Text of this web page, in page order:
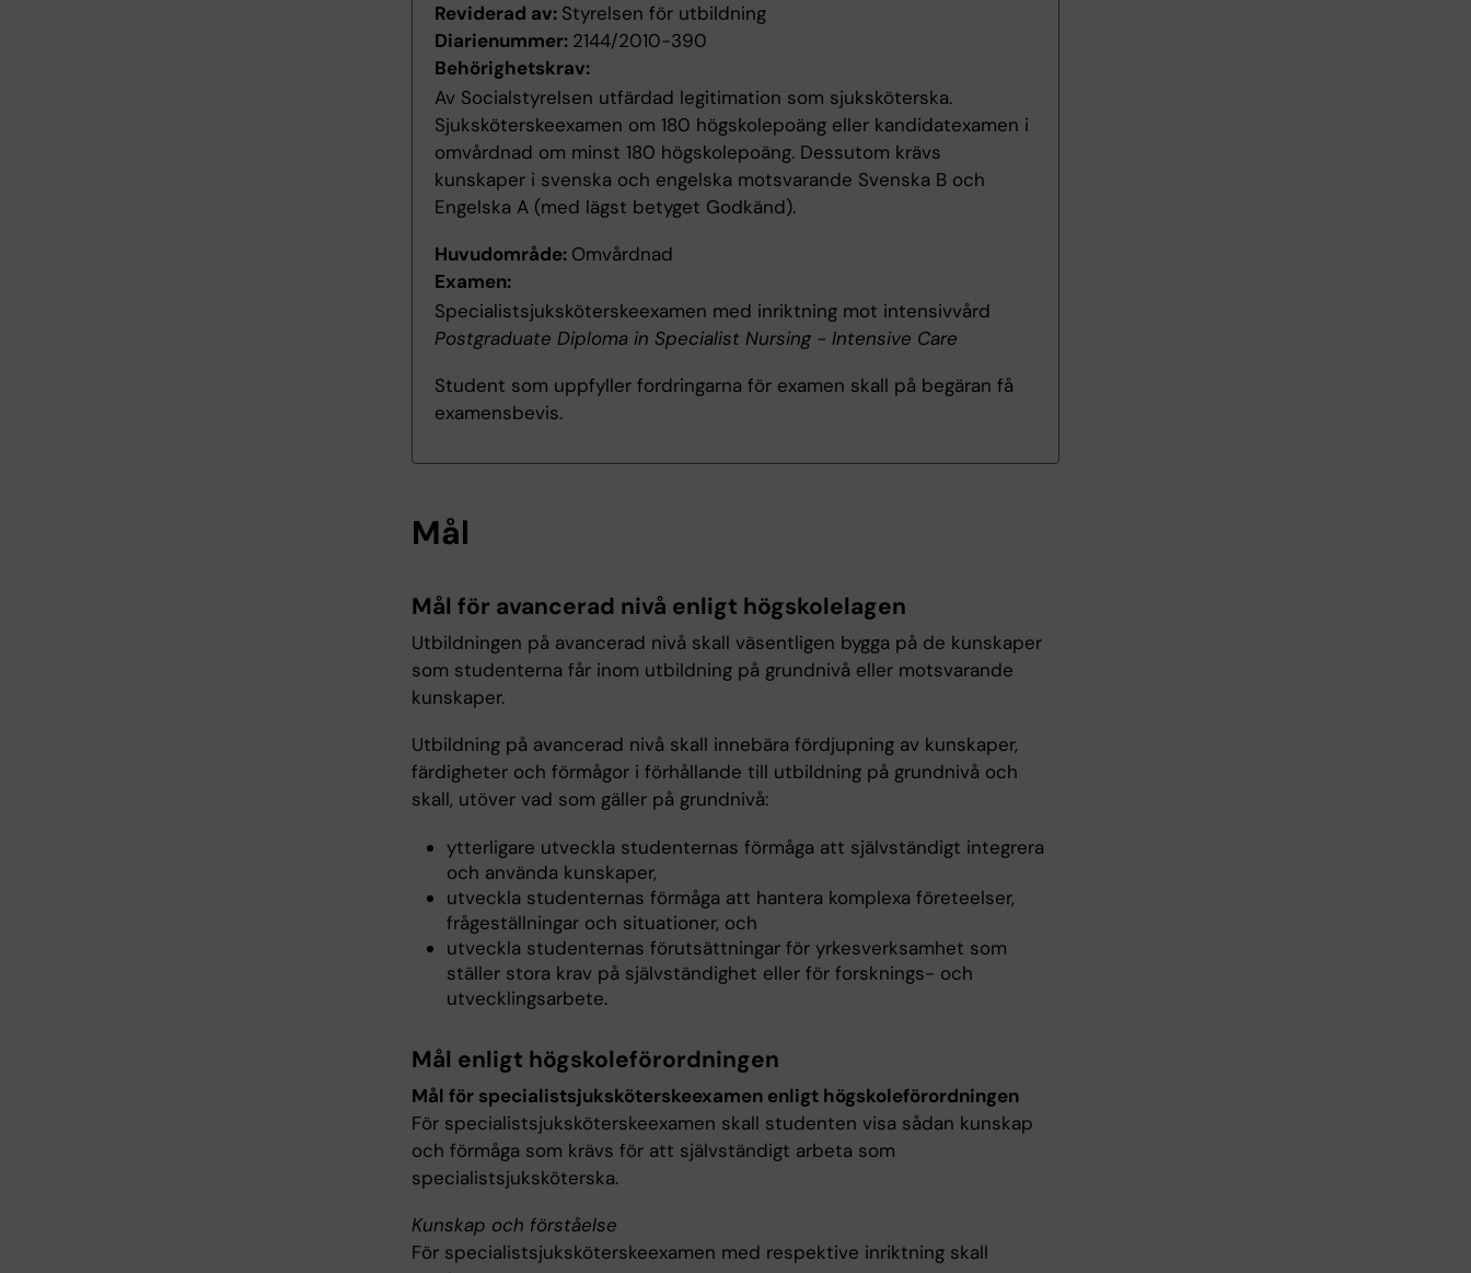
Reviderad av: Styrelsen för utbildning
Diarienummer: 2144/2010-390
Behörighetskrav:
Av Socialstyrelsen utfärdad legitimation som sjuksköterska.
Sjuksköterskeexamen om 180 högskolepoäng eller kandidatexamen i
omvårdnad om minst 180 högskolepoäng. Dessutom krävs
kunskaper i svenska och engelska motsvarande Svenska B och
Engelska A (med lägst betyget Godkänd).
Huvudområde: Omvårdnad
Examen:
Specialistsjuksköterskeexamen med inriktning mot intensivvård
Postgraduate Diploma in Specialist Nursing - Intensive Care
Student som uppfyller fordringarna för examen skall på begäran få
examensbevis.
Mål
Mål för avancerad nivå enligt högskolelagen
Utbildningen på avancerad nivå skall väsentligen bygga på de kunskaper
som studenterna får inom utbildning på grundnivå eller motsvarande
kunskaper.
Utbildning på avancerad nivå skall innebära fördjupning av kunskaper,
färdigheter och förmågor i förhållande till utbildning på grundnivå och
skall, utöver vad som gäller på grundnivå:
ytterligare utveckla studenternas förmåga att självständigt integrera
och använda kunskaper,
utveckla studenternas förmåga att hantera komplexa företeelser,
frågeställningar och situationer, och
utveckla studenternas förutsättningar för yrkesverksamhet som
ställer stora krav på självständighet eller för forsknings- och
utvecklingsarbete.
Mål enligt högskoleförordningen
Mål för specialistsjuksköterskeexamen enligt högskoleförordningen
För specialistsjuksköterskeexamen skall studenten visa sådan kunskap
och förmåga som krävs för att självständigt arbeta som
specialistsjuksköterska.
Kunskap och förståelse
För specialistsjuksköterskeexamen med respektive inriktning skall